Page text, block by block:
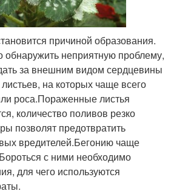
причиной образования.
неприятную проблему,
за внешним видом сердцевины
на которых чаще всего
роса.Пораженные листья
количество поливов резко
позволят предотвратить
вредителей.Бегонию чаще
с ними необходимо
для чего используются